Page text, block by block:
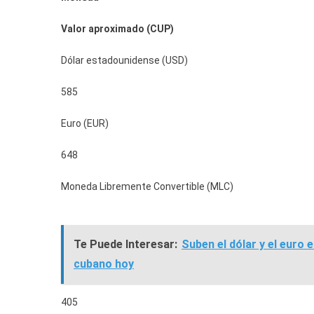
Valor aproximado (CUP)
Dólar estadounidense (USD)
585
Euro (EUR)
648
Moneda Libremente Convertible (MLC)
Te Puede Interesar: Suben el dólar y el euro
cubano hoy
405